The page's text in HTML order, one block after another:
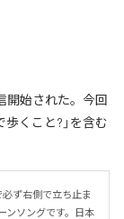
開始された。今回
くこと?」を含む
ず右側で立ち止ま
ンソングです。日本